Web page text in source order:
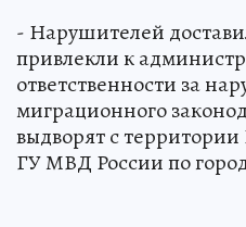
- Нарушителей
привлекли к
ответственности за
миграционного
выдворят с территории
ГУ МВД России по